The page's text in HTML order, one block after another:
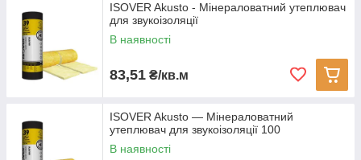
ISOVER Akusto - Мінераловатний утеплювач
для звукоізоляції
В наявності
83,51 ₴/кв.м
ISOVER Akusto — Мінераловатний
утеплювач для звукоізоляції 100
В наявності